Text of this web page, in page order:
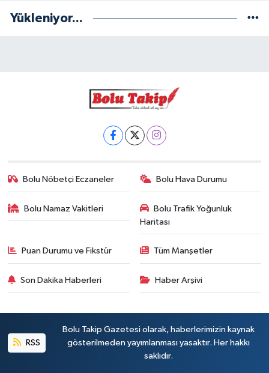
Yükleniyor...
Bolu Nöbetçi Eczaneler Bolu Hava Durumu
Bolu Namaz Vakitleri
Bolu Trafik Yoğunluk
Haritası
Puan Durumu ve Fikstür Tüm Manşetler
Son Dakika Haberleri Haber Arşivi
RSS
Bolu Takip Gazetesi olarak, haberlerimizin kaynak
gösterilmeden yayımlanması yasaktır. Her hakkı
saklıdır.